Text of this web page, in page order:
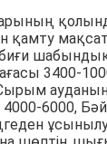
қамту
3400-
6000,